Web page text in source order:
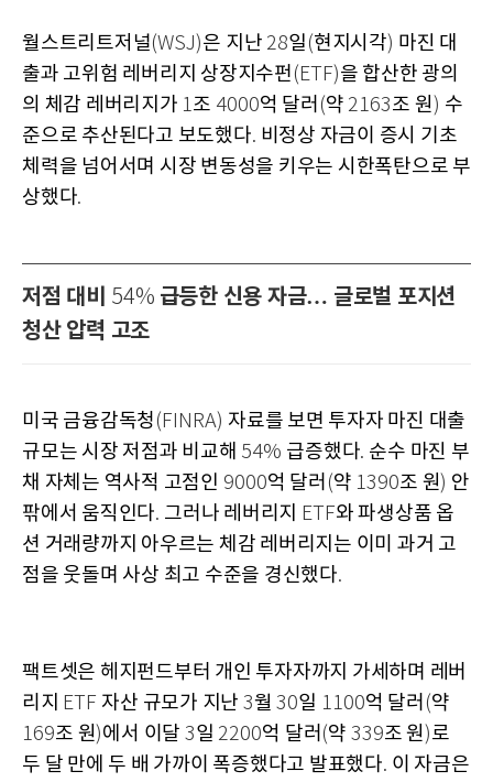
월스트리트저널(WSJ)은 지난 28일 (현지시각) 마진 대
출과 고위험 레버리지 상장지수펀 (ETF)을 합산한 광의
의 체감 레버리지가 1조 4000억 달러 (약 2163조 원 ) 수
준으로 추산된다고 보도했다. 비정상 자금이 증시 기초
체력을 넘어서며 시장 변동성을 키우는 시한폭탄으로 부
상했다.
저점 대비 54% 급등한 신용 자금… 글로벌 포지션
청산 압력 고조
미국 금융감독청 (FINRA) 자료를 보면 투자자 마진 대출
규모는 시장 저점과 비교해 54% 급증했다. 순수 마진 부
채 자체는 역사적 고점인 9000억 달러 (약 1390조 원) 안
팎에서 움직인다. 그러나 레버리지 ETF와 파생상품 옵
션 거래량까지 아우르는 체감 레버리지는 이미 과거 고
점을 웃돌며 사상 최고 수준을 경신했다.
팩트셋은 헤지펀드부터 개인 투자자까지 가세하며 레버
리지 ETF 자산 규모가 지난 3월30일 1100억 달러 (약
169조 원)에서 이달 3일 2200억 달러 (약 339조 원 )로
두 달 만에 두 배 가까이 폭증했다고 발표했다. 이 자금은